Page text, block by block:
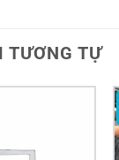
TƯƠNG TỰ